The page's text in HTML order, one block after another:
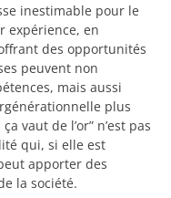
inestimable pour le
expérience, en
des opportunités
peuvent non
mais aussi
plus
vaut de l’or” n’est pas
qui, si elle est
apporter des
la société.